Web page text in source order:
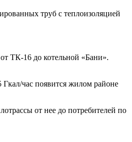
труб с теплоизоляцией
ТК-16 до котельной «Бани».
час появится жилом районе
от нее до потребителей по